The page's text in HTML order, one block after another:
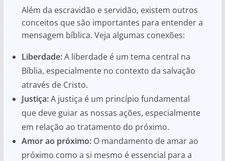
Além da escravidão e servidão, existem outros
conceitos que são importantes para entender a
mensagem bíblica. Veja algumas conexões:
Liberdade:A liberdade é um tema central na
Bíblia, especialmente no contexto da salvação
através de Cristo.
Justiça:A justiça é um princípio fundamental
que deve guiar as nossas ações, especialmente
em relação ao tratamento do próximo.
Amor ao próximo:O mandamento de amar ao
próximo como a si mesmo é essencial para a